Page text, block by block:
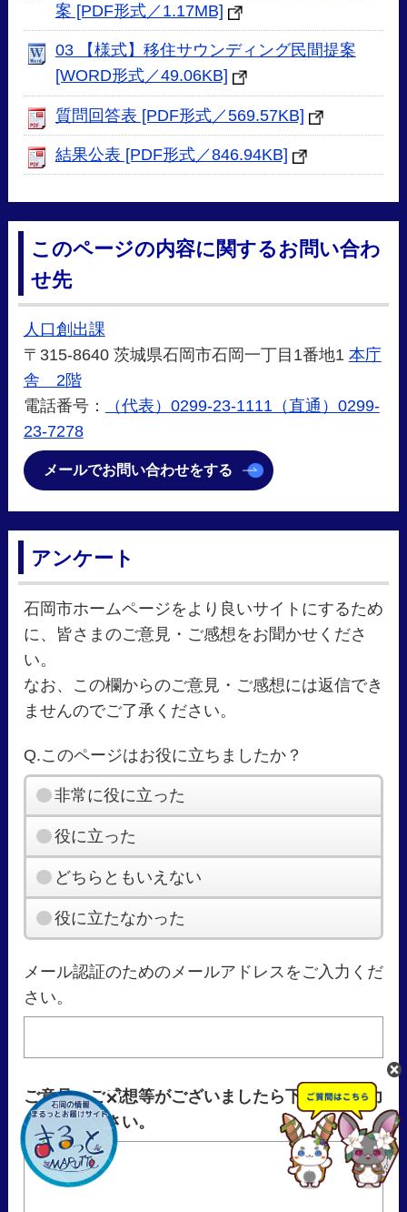
案 [PDF形式／1.17MB]
03 【様式】移住サウンディング民間提案
[WORD形式／49.06KB]
質問回答表 [PDF形式／569.57KB]
結果公表 [PDF形式／846.94KB]
このページの内容に関するお問い合わ
せ先
人口創出課
〒315-8640 茨城県石岡市石岡一丁目1番地1 本庁
舎 2階
電話番号：
（代表）0299-23-1111（直通）0299-
23-7278
メールでお問い合わせをする
アンケート
石岡市ホームページをより良いサイトにするため
に、皆さまのご意見・ご感想をお聞かせくださ
い。
なお、この欄からのご意見・ご感想には返信でき
ませんのでご了承ください。
Q.このページはお役に立ちましたか？
非常に役に立った
役に立った
どちらともいえない
役に立たなかった
メール認証のためのメールアドレスをご入力くだ
さい。
ご意見・ご感想等がございましたら下記をご入力
し送信ください。